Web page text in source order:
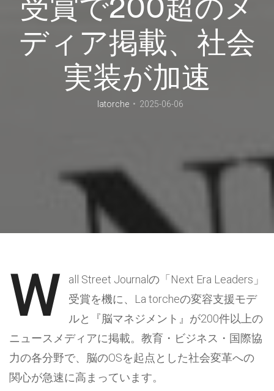
ディア掲載、社会
実装が加速
latorche 2025-06-06
W
all Street Journalの「Next Era Leaders」
受賞を機に、La torcheの変容支援モデ
ルと『脳マネジメント』が200件以上の
ニュースメディアに掲載。教育・ビジネス・国際協
力の各分野で、脳のOSを起点とした社会変革への
関心が急速に高まっています。